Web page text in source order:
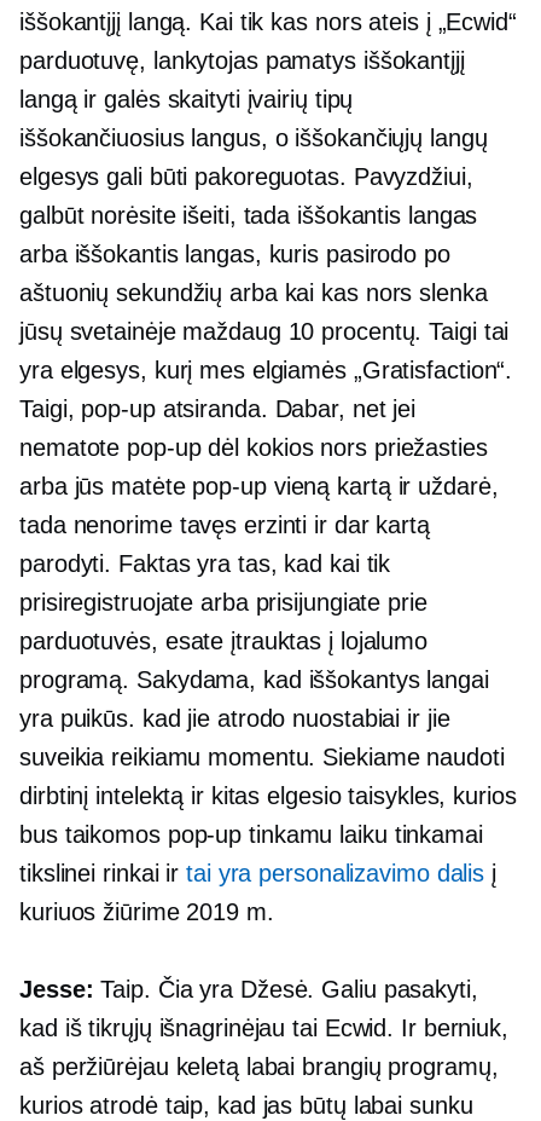
iššokantįjį langą. Kai tik kas nors ateis į „Ecwid“
parduotuvę, lankytojas pamatys iššokantįjį
langą ir galės skaityti įvairių tipų
iššokančiuosius langus, o iššokančiųjų langų
elgesys gali būti pakoreguotas. Pavyzdžiui,
galbūt norėsite išeiti, tada iššokantis langas
arba iššokantis langas, kuris pasirodo po
aštuonių sekundžių arba kai kas nors slenka
jūsų svetainėje maždaug 10 procentų. Taigi tai
yra elgesys, kurį mes elgiamės „Gratisfaction“.
Taigi, pop-upatsiranda. Dabar, net jei
nematote pop-updėl kokios nors priežasties
arba jūs matėte pop-upvieną kartą ir uždarė,
tada nenorime tavęs erzinti ir dar kartą
parodyti. Faktas yra tas, kad kai tik
prisiregistruojate arba prisijungiate prie
parduotuvės, esate įtrauktas į lojalumo
programą. Sakydama, kad iššokantys langai
yra puikūs. kad jie atrodo nuostabiai ir jie
suveikia reikiamu momentu. Siekiame naudoti
dirbtinį intelektą ir kitas elgesio taisykles, kurios
bus taikomos pop-up tinkamu laiku tinkamai
tikslinei rinkai irtai yra personalizavimo dalis į
kuriuos žiūrime 2019 m.
Jesse: Taip. Čia yra Džesė. Galiu pasakyti,
kad iš tikrųjų išnagrinėjau tai Ecwid. Ir berniuk,
aš peržiūrėjau keletą labai brangių programų,
kurios atrodė taip, kad jas būtų labai sunku